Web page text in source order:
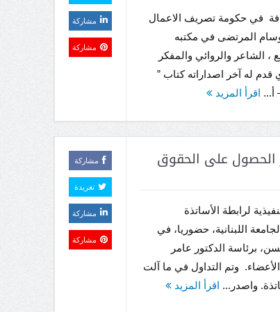
في حكومة تصريف الاعمال
المرتضى في مكتبه
الشاعر والروائي والمفكر
قدم له آخر اصداراته كتاب ”
أ... اقرأ المزيد
مشاركة
مشاركة
الحصول على الحقوق
لرابطة الأساتذة
اللبنانية، حضوريا، في
برئاسة الدكتور عامر
وتم التداول في ما آلت
واصدر... اقرأ المزيد
مشاركة
تغريدة
مشاركة
مشاركة